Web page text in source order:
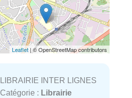
Leaflet| © OpenStreetMap contributors
LIBRAIRIE INTER LIGNES
Catégorie : Librairie